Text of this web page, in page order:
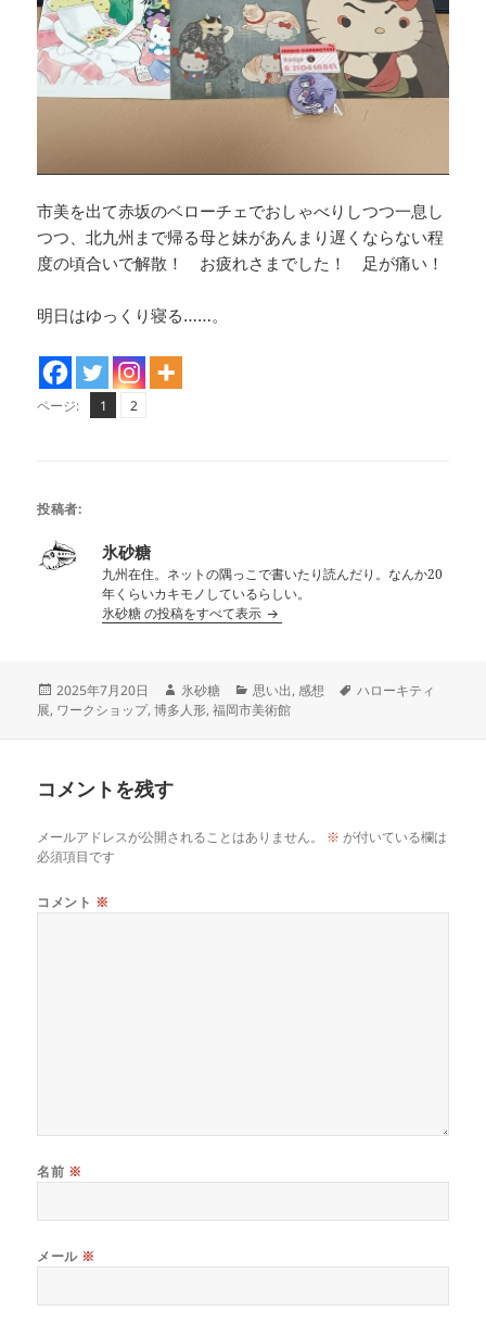
市美を出て赤坂のベローチェでおしゃべりしつつ一息し
つつ、北九州まで帰る母と妹があんまり遅くならない程
度の頃合いで解散！ お疲れさまでした！ 足が痛い！
明日はゆっくり寝る……。
ページ:
ペ1 ,
ペ
2
投稿者:
氷砂糖
九州在住。ネットの隅っこで書いたり読んだり。なんか20
年くらいカキモノしているらしい。
氷砂糖 の投稿をすべて表示
投
稿
2025年7月20日
作
成
氷砂糖
カ
テ
思い出,感想
タ
ハローキティ
展, ワークショップ,博多人形,福岡市美術館
コメントを残す
メールアドレスが公開されることはありません。 ※ が付いている欄は
必須項目です
コメント ※
名前 ※
メール ※